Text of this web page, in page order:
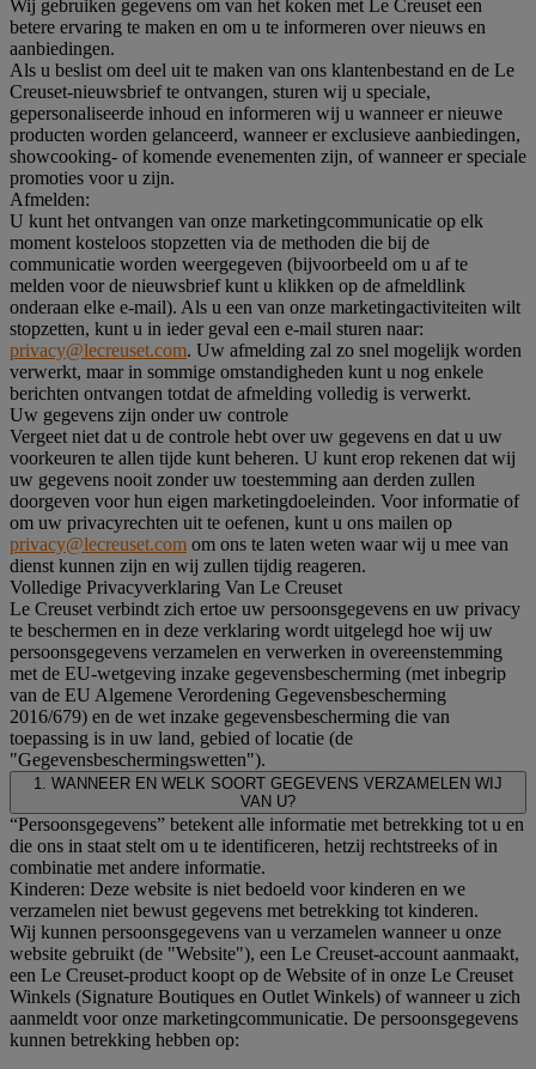
Wij gebruiken gegevens om van het koken met Le Creuset een
betere ervaring te maken en om u te informeren over nieuws en
aanbiedingen.
Als u beslist om deel uit te maken van ons klantenbestand en de Le
Creuset-nieuwsbrief te ontvangen, sturen wij u speciale,
gepersonaliseerde inhoud en informeren wij u wanneer er nieuwe
producten worden gelanceerd, wanneer er exclusieve aanbiedingen,
showcooking- of komende evenementen zijn, of wanneer er speciale
promoties voor u zijn.
Afmelden:
U kunt het ontvangen van onze marketingcommunicatie op elk
moment kosteloos stopzetten via de methoden die bij de
communicatie worden weergegeven (bijvoorbeeld om u af te
melden voor de nieuwsbrief kunt u klikken op de afmeldlink
onderaan elke e-mail). Als u een van onze marketingactiviteiten wilt
stopzetten, kunt u in ieder geval een e-mail sturen naar:
privacy@lecreuset.com. Uw afmelding zal zo snel mogelijk worden
verwerkt, maar in sommige omstandigheden kunt u nog enkele
berichten ontvangen totdat de afmelding volledig is verwerkt.
Uw gegevens zijn onder uw controle
Vergeet niet dat u de controle hebt over uw gegevens en dat u uw
voorkeuren te allen tijde kunt beheren. U kunt erop rekenen dat wij
uw gegevens nooit zonder uw toestemming aan derden zullen
doorgeven voor hun eigen marketingdoeleinden. Voor informatie of
om uw privacyrechten uit te oefenen, kunt u ons mailen op
privacy@lecreuset.com om ons te laten weten waar wij u mee van
dienst kunnen zijn en wij zullen tijdig reageren.
Volledige Privacyverklaring Van Le Creuset
Le Creuset verbindt zich ertoe uw persoonsgegevens en uw privacy
te beschermen en in deze verklaring wordt uitgelegd hoe wij uw
persoonsgegevens verzamelen en verwerken in overeenstemming
met de EU-wetgeving inzake gegevensbescherming (met inbegrip
van de EU Algemene Verordening Gegevensbescherming
2016/679) en de wet inzake gegevensbescherming die van
toepassing is in uw land, gebied of locatie (de
"Gegevensbeschermingswetten").
1. WANNEER EN WELK SOORT GEGEVENS VERZAMELEN WIJ
VAN U?
“Persoonsgegevens” betekent alle informatie met betrekking tot u en
die ons in staat stelt om u te identificeren, hetzij rechtstreeks of in
combinatie met andere informatie.
Kinderen: Deze website is niet bedoeld voor kinderen en we
verzamelen niet bewust gegevens met betrekking tot kinderen.
Wij kunnen persoonsgegevens van u verzamelen wanneer u onze
website gebruikt (de "Website"), een Le Creuset-account aanmaakt,
een Le Creuset-product koopt op de Website of in onze Le Creuset
Winkels (Signature Boutiques en Outlet Winkels) of wanneer u zich
aanmeldt voor onze marketingcommunicatie. De persoonsgegevens
kunnen betrekking hebben op: